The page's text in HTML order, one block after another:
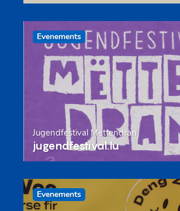
Evenements
Jugendfestival Mëttendran
jugendfestival.lu
Evenements